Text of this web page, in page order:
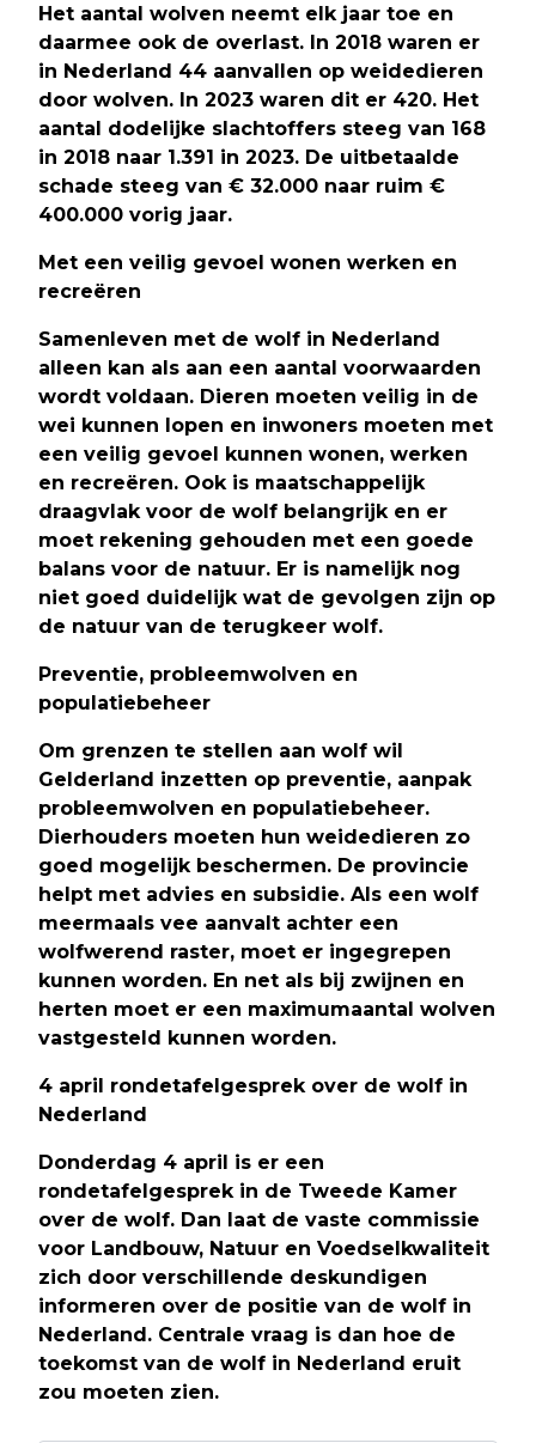
Het aantal wolven neemt elk jaar toe en
daarmee ook de overlast. In 2018 waren er
in Nederland 44 aanvallen op weidedieren
door wolven. In 2023 waren dit er 420. Het
aantal dodelijke slachtoffers steeg van 168
in 2018 naar 1.391 in 2023. De uitbetaalde
schade steeg van € 32.000 naar ruim €
400.000 vorig jaar.
Met een veilig gevoel wonen werken en
recreëren
Samenleven met de wolf in Nederland
alleen kan als aan een aantal voorwaarden
wordt voldaan. Dieren moeten veilig in de
wei kunnen lopen en inwoners moeten met
een veilig gevoel kunnen wonen, werken
en recreëren. Ook is maatschappelijk
draagvlak voor de wolf belangrijk en er
moet rekening gehouden met een goede
balans voor de natuur. Er is namelijk nog
niet goed duidelijk wat de gevolgen zijn op
de natuur van de terugkeer wolf.
Preventie, probleemwolven en
populatiebeheer
Om grenzen te stellen aan wolf wil
Gelderland inzetten op preventie, aanpak
probleemwolven en populatiebeheer.
Dierhouders moeten hun weidedieren zo
goed mogelijk beschermen. De provincie
helpt met advies en subsidie. Als een wolf
meermaals vee aanvalt achter een
wolfwerend raster, moet er ingegrepen
kunnen worden. En net als bij zwijnen en
herten moet er een maximumaantal wolven
vastgesteld kunnen worden.
4 april rondetafelgesprek over de wolf in
Nederland
Donderdag 4 april is er een
rondetafelgesprek in de Tweede Kamer
over de wolf. Dan laat de vaste commissie
voor Landbouw, Natuur en Voedselkwaliteit
zich door verschillende deskundigen
informeren over de positie van de wolf in
Nederland. Centrale vraag is dan hoe de
toekomst van de wolf in Nederland eruit
zou moeten zien.